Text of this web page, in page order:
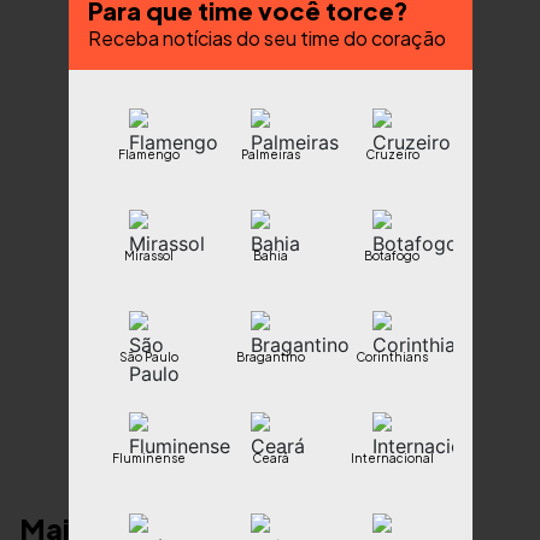
Mais notícias
Para que time você torce?
Receba notícias do seu time do coração
Flamengo Palmeiras Cruzeiro
Mirassol Bahia Botafogo
São Paulo Bragantino Corinthians
Fluminense Ceará Internacional